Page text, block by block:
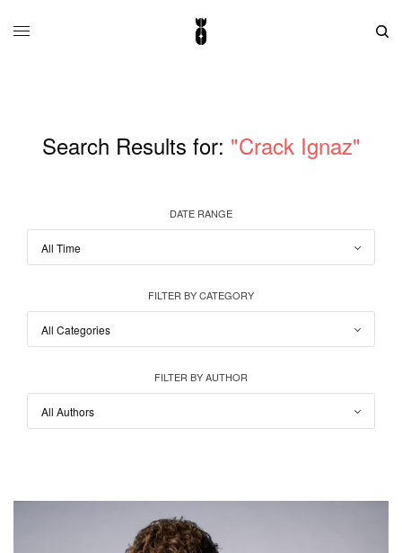
Search Results for: "Crack Ignaz"
DATE RANGE
FILTER BY CATEGORY
FILTER BY AUTHOR